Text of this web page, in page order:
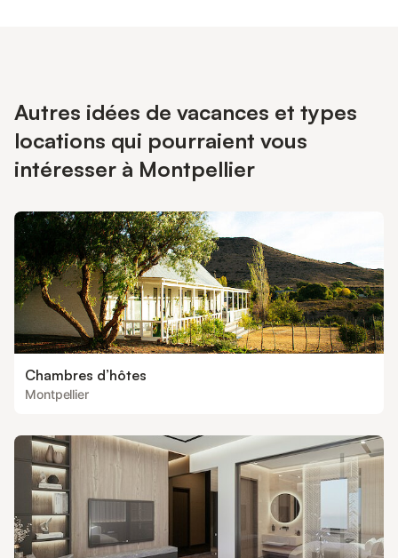
Autres idées de vacances et types
locations qui pourraient vous
intéresser à Montpellier
Chambres d’hôtes
Montpellier